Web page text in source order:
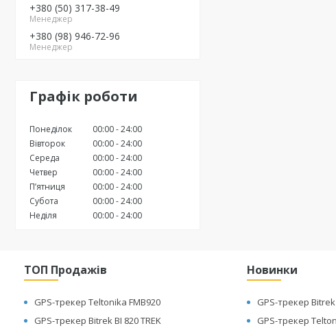
+380 (50) 317-38-49
Менеджер
+380 (98) 946-72-96
Менеджер
Графік роботи
Понеділок 00:00 24:00
Вівторок
00:00 24:00
Середа
00:00 24:00
Четвер
00:00 24:00
Пʼятниця
00:00 24:00
Субота
00:00 24:00
Неділя
00:00 24:00
ТОП Продажів
GPS-трекер Teltonika FMB920
GPS-трекер Bitrek BI 820 TREK
Новинки
GPS-трекер Bitrek
GPS-трекер